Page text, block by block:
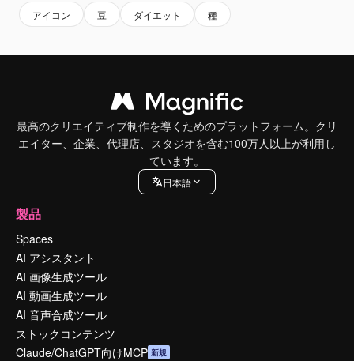
アイコン 豆 ダイエット 種
最高のクリエイティブ制作を導くためのプラットフォーム。クリ
エイター、企業、代理店、スタジオを含む100万人以上が利用し
ています。
日本語
製品
Spaces
AI アシスタント
AI 画像生成ツール
AI 動画生成ツール
AI 音声合成ツール
ストックコンテンツ
Claude/ChatGPT向けMCP 新規